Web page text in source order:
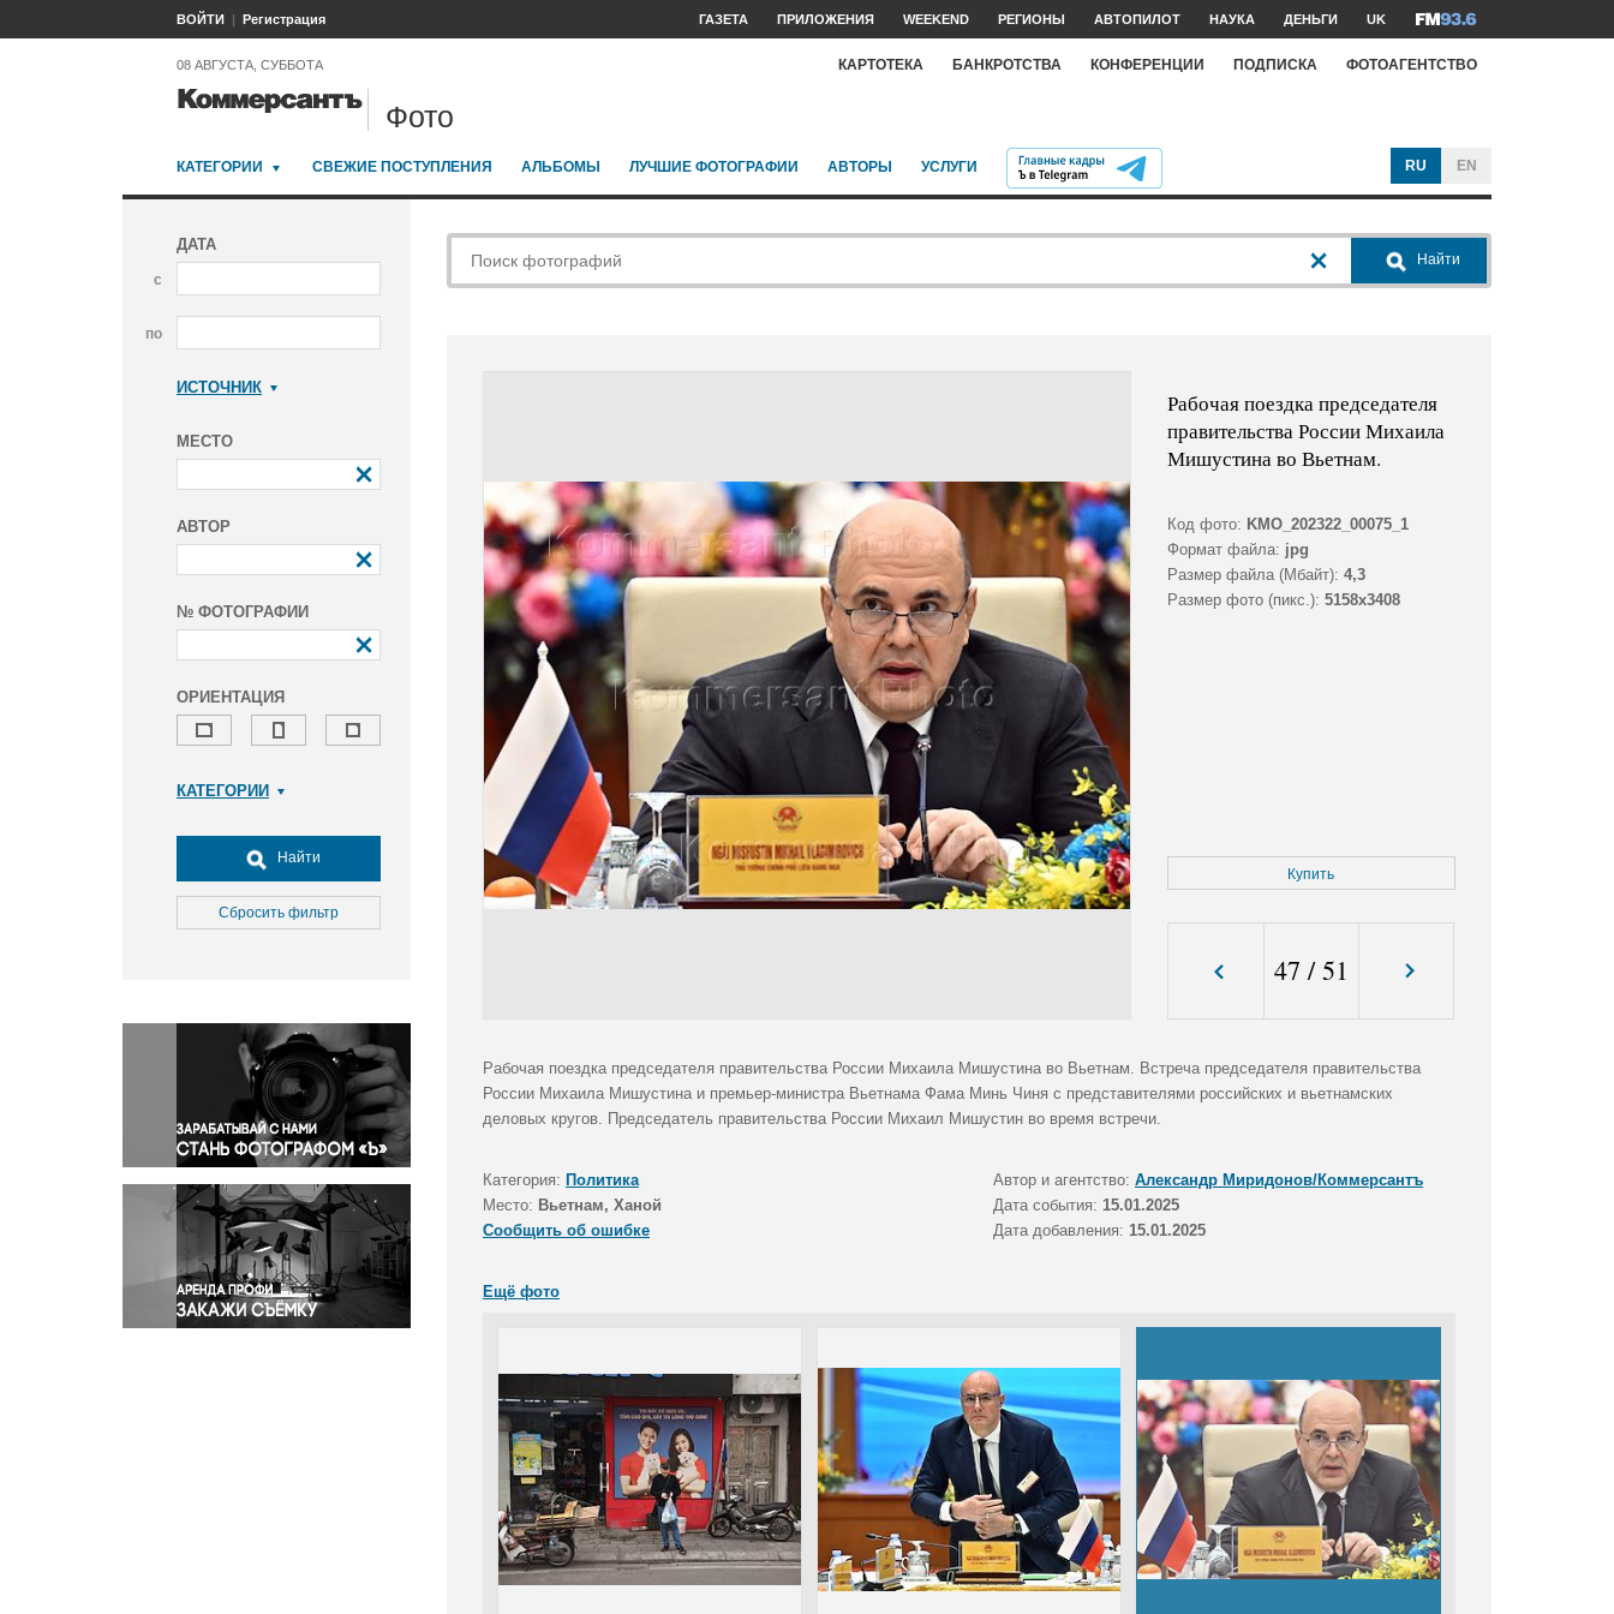
ВОЙТИ Регистрация ГАЗЕТА ПРИЛОЖЕНИЯ WEEKEND РЕГИОНЫ АВТОПИЛОТ НАУКА ДЕНЬГИ UK
08 АВГУСТА, СУББОТА КАРТОТЕКА БАНКРОТСТВА КОНФЕРЕНЦИИ ПОДПИСКА ФОТОАГЕНТСТВО
Фото
КАТЕГОРИИ СВЕЖИЕ ПОСТУПЛЕНИЯ АЛЬБОМЫ ЛУЧШИЕ ФОТОГРАФИИ АВТОРЫ УСЛУГИ RU EN
ДАТА
с
по
ИСТОЧНИК
МЕСТО
АВТОР
№ ФОТОГРАФИИ
ОРИЕНТАЦИЯ
КАТЕГОРИИ
Досуг, туризм и отдых
Культура
Медицина
Окружающая среда
Политика
Правосудие
Происшествия и конфликты
Религия
Светская жизнь
Спорт
Экология
Экономика и бизнес
Найти
Сбросить фильтр
Найти
Рабочая поездка председателя
правительства России Михаила
Мишустина во Вьетнам.
Код фото: KMO_202322_00075_1
Формат файла: jpg
Размер файла (Мбайт): 4,3
Размер фото (пикс.): 5158x3408
Купить
47 /51
Рабочая поездка председателя правительства России Михаила Мишустина во Вьетнам. Встреча председателя правительства
России Михаила Мишустина и премьер-министра Вьетнама Фама Минь Чиня с представителями российских и вьетнамских
деловых кругов. Председатель правительства России Михаил Мишустин во время встречи.
Категория: Политика Автор и агентство: Александр Миридонов/Коммерсантъ
Место: Вьетнам, Ханой Дата события: 15.01.2025
Сообщить об ошибке
Дата добавления: 15.01.2025
Ещё фото